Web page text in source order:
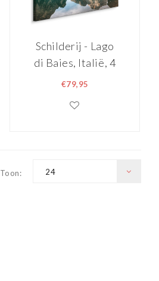
Schilderij - Lago
di Baies, Italië, 4
maten, Premium
wanddecoratie
€79,95
Toon: 24